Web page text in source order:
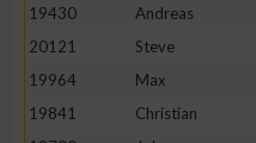
19430
Andreas
20121
Steve
19964
Max
19841
Christian